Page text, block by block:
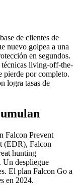
de clientes de
nuevo golpea a una
en segundos.
living-off-the-
pierde por completo.
logra tasas de
Falcon Prevent
(EDR), Falcon
hunting
Un despliegue
El plan Falcon Go a
en 2024.